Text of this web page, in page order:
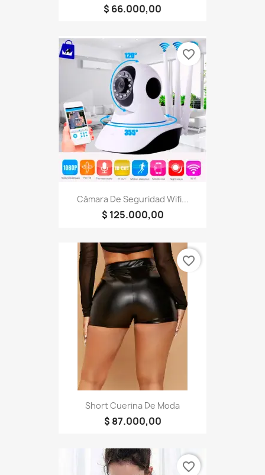
$ 66.000,00
Cámara De Seguridad Wifi...
$ 125.000,00
favorite_border
Short Cuerina De Moda
$ 87.000,00
favorite_border
favorite_border